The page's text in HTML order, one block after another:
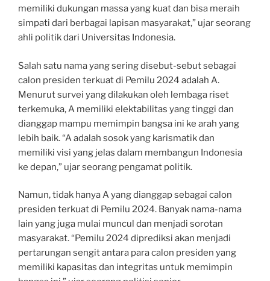
memiliki dukungan massa yang kuat dan bisa meraih
simpati dari berbagai lapisan masyarakat,” ujar seorang
ahli politik dari Universitas Indonesia.
Salah satu nama yang sering disebut-sebut sebagai
calon presiden terkuat di Pemilu 2024 adalah A.
Menurut survei yang dilakukan oleh lembaga riset
terkemuka, A memiliki elektabilitas yang tinggi dan
dianggap mampu memimpin bangsa ini ke arah yang
lebih baik. “A adalah sosok yang karismatik dan
memiliki visi yang jelas dalam membangun Indonesia
ke depan,” ujar seorang pengamat politik.
Namun, tidak hanya A yang dianggap sebagai calon
presiden terkuat di Pemilu 2024. Banyak nama-nama
lain yang juga mulai muncul dan menjadi sorotan
masyarakat. “Pemilu 2024 diprediksi akan menjadi
pertarungan sengit antara para calon presiden yang
memiliki kapasitas dan integritas untuk memimpin